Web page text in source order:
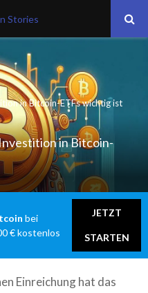
in Bitcoin-ETFs wichtig ist
in Bitcoin-
bei
€ kostenlos
JETZT
STARTEN
Einreichung hat das